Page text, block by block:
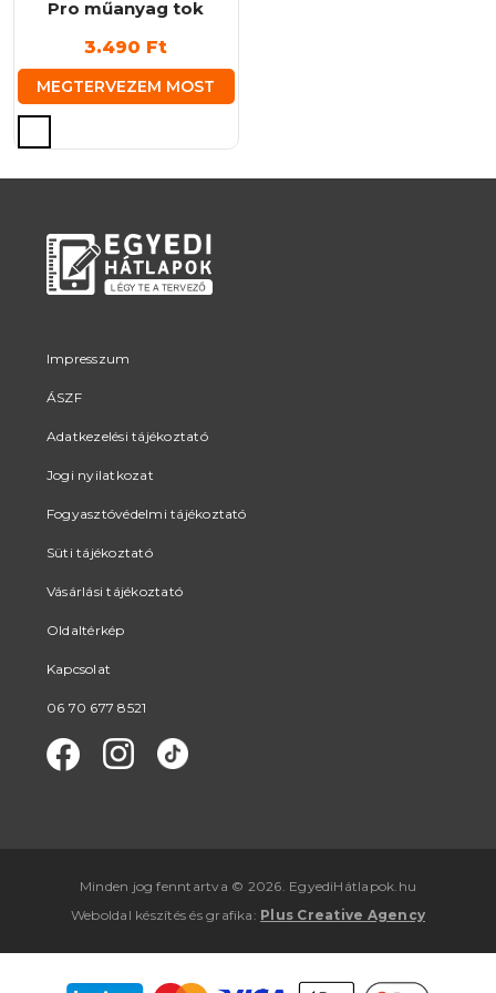
Pro műanyag tok
3.490 Ft
MEGTERVEZEM MOST
Ennek
a
van.
változatok
termékoldalon
Impresszum
ÁSZF
Adatkezelési tájékoztató
Jogi nyilatkozat
Fogyasztóvédelmi tájékoztató
Süti tájékoztató
Vásárlási tájékoztató
Oldaltérkép
Kapcsolat
06 70 677 8521
Minden jog fenntartva © 2026. EgyediHátlapok.hu
Weboldal készítés ésgrafika : Plus Creative Agency